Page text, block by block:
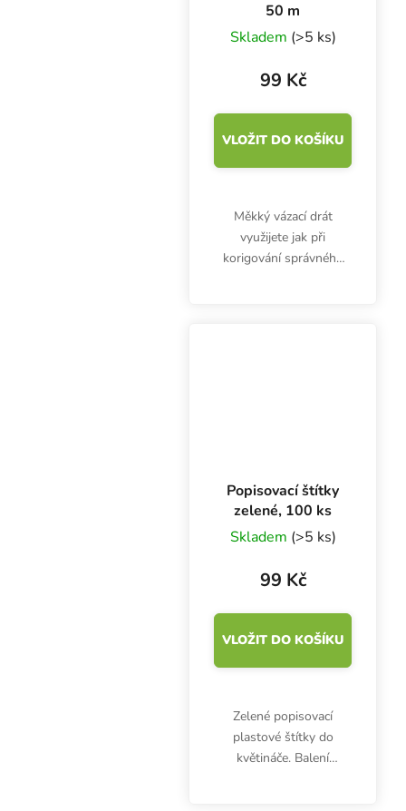
50 m
Skladem (>5 ks)
99 Kč
VLOŽIT DO KOŠÍKU
Měkký vázací drát
využijete jak při
korigování správného
Popisovací štítky
zelené, 100 ks
Skladem (>5 ks)
99 Kč
VLOŽIT DO KOŠÍKU
Zelené popisovací
plastové štítky do
květináče. Balení